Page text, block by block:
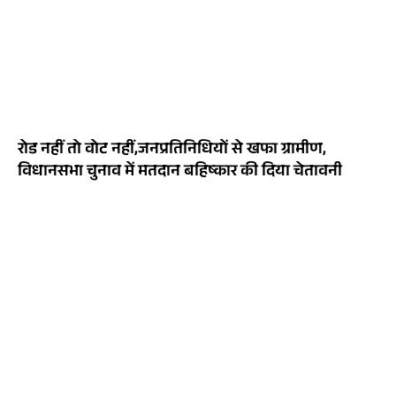
रोड नहीं तो वोट नहीं,जनप्रतिनिधियों से खफा ग्रामीण,
विधानसभा चुनाव में मतदान बहिष्कार की दिया चेतावनी